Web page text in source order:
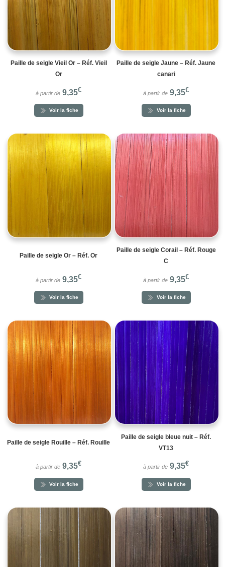
Paille de seigle Vieil Or – Réf. Vieil
Or
à partir de 9,35€
Voir la fiche
Paille de seigle Jaune – Réf. Jaune
canari
à partir de 9,35€
Voir la fiche
Paille de seigle Or – Réf. Or
à partir de 9,35€
Voir la fiche
Paille de seigle Corail – Réf. Rouge
C
à partir de 9,35€
Voir la fiche
Paille de seigle Rouille – Réf. Rouille
à partir de 9,35€
Voir la fiche
Paille de seigle bleue nuit – Réf.
VT13
à partir de 9,35€
Voir la fiche